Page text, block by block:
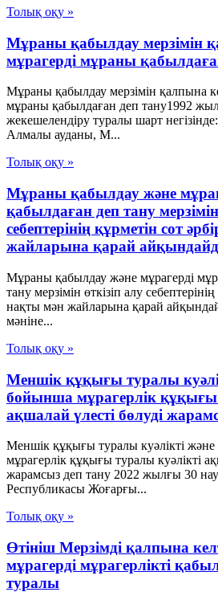
Толық оқу »
Мұраны қабылдау мерзімін
мұрагерді мұраны
Мұраны қабылдау мерзімін қалпына
мұраны қабылдаған деп тану1992
жекешелендіру туралы шарт
Алмалы ауданы, М...
Толық оқу »
Мұраны қабылдау және
қабылдаған деп тану мерзімін
себептерінің құрметін сот
жайларына қарай
Мұраны қабылдау және мұрагерді
тану мерзімін өткізіп алу
нақты мән жайларына қарай
мәніне...
Толық оқу »
Меншік құқығы туралы
бойынша мұрагерлік құқығы
ақшалай үлесті бөлуді
Меншік құқығы туралы куәлікті
мұрагерлік құқығы туралы куәлікті
жарамсыз деп тану 2022 жылғы 30
Республикасы Жоғарғы...
Толық оқу »
Өтініш Мерзімді қалпына
мұрагерді мұрагерлікті
туралы